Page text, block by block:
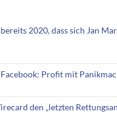
2020, dass sich Jan
Profit mit
den „letzten